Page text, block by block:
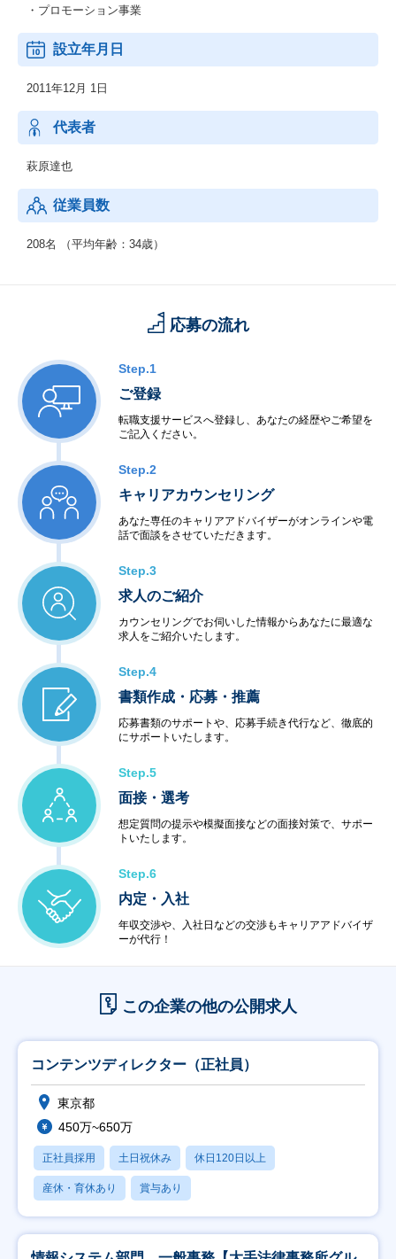
・プロモーション事業
設立年月日
2011年12月 1日
代表者
萩原達也
従業員数
208名 （平均年齢：34歳）
応募の流れ
Step.1
ご登録
転職支援サービスへ登録し、あなたの経歴やご希望を
ご記入ください。
Step.2
キャリアカウンセリング
あなた専任のキャリアアドバイザーがオンラインや電
話で面談をさせていただきます。
Step.3
求人のご紹介
カウンセリングでお伺いした情報からあなたに最適な
求人をご紹介いたします。
Step.4
書類作成・応募・推薦
応募書類のサポートや、応募手続き代行など、徹底的
にサポートいたします。
Step.5
面接・選考
想定質問の提示や模擬面接などの面接対策で、サポー
トいたします。
Step.6
内定・入社
年収交渉や、入社日などの交渉もキャリアアドバイザ
ーが代行！
この企業の他の公開求人
コンテンツディレクター（正社員）
東京都
450万~650万
正社員採用 土日祝休み 休日120日以上
産休・育休あり 賞与あり